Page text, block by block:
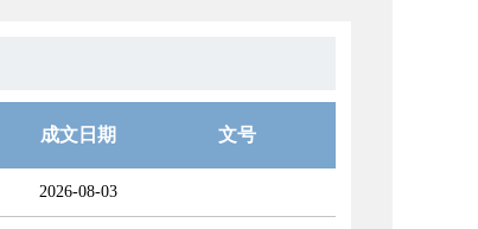
成文日期 文号
2026-08-03